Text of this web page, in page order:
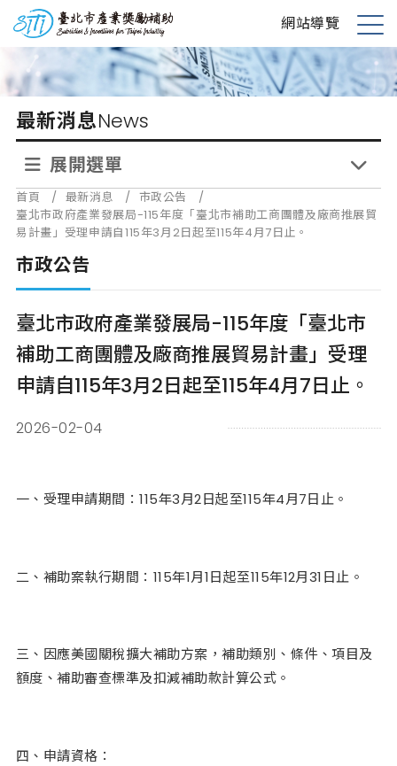
到
要
內
台北市產業獎勵補助 網站導覽
展
開
選
單
最新消息News
展開選單
首頁 / 最新消息 / 市政公告
/
臺北市政府產業發展局-115年度「臺北市補助工商團體及廠商推展貿
易計畫」受理申請自115年3月2日起至115年4月7日止。
市政公告
臺北市政府產業發展局-115年度「臺北市
補助工商團體及廠商推展貿易計畫」受理
申請自115年3月2日起至115年4月7日止。
2026-02-04
一、受理申請期間：115年3月2日起至115年4月7日止。
二、補助案執行期間：115年1月1日起至115年12月31日止。
三、因應美國關稅擴大補助方案，補助類別、條件、項目及
額度、補助審查標準及扣減補助款計算公式。
四、申請資格：